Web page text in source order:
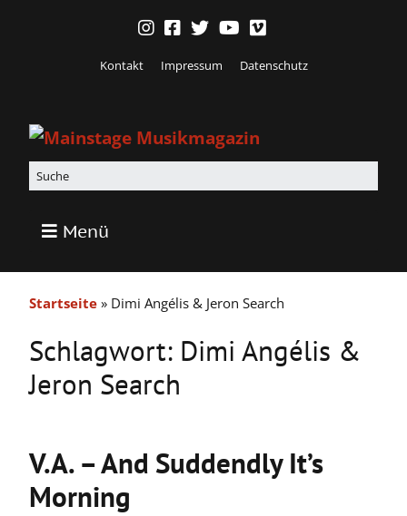
Kontakt Impressum Datenschutz
Menü
Startseite » Dimi Angélis & Jeron Search
Schlagwort: Dimi Angélis &
Jeron Search
V.A. – And Suddendly It’s
Morning